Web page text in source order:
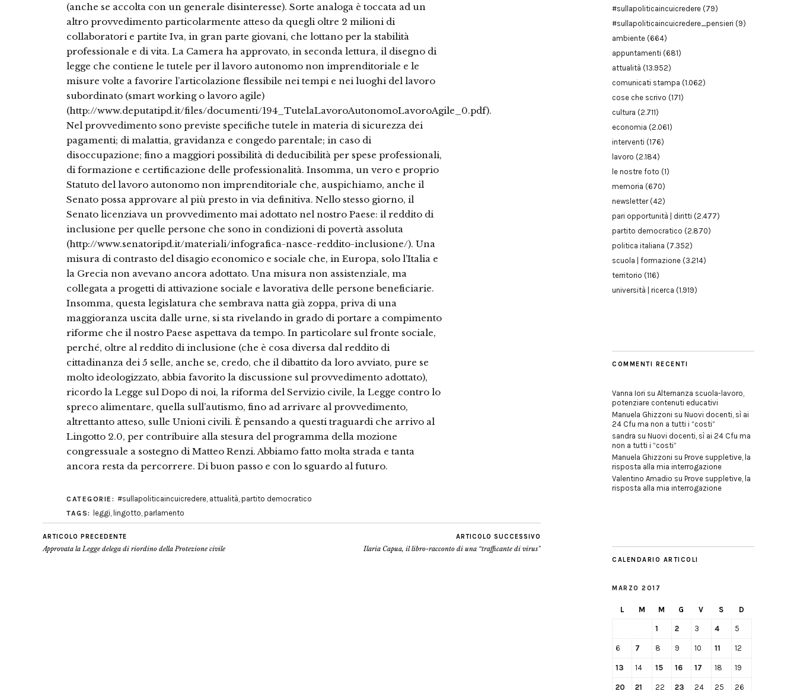
(anche se accolta con un generale disinteresse). Sorte analoga è toccata ad un
altro provvedimento particolarmente atteso da quegli oltre 2 milioni di
collaboratori e partite Iva, in gran parte giovani, che lottano per la stabilità
professionale e di vita. La Camera ha approvato, in seconda lettura, il disegno di
legge che contiene le tutele per il lavoro autonomo non imprenditoriale e le
misure volte a favorire l’articolazione flessibile nei tempi e nei luoghi del lavoro
subordinato (smart working o lavoro agile)
(http://www.deputatipd.it/files/documenti/194_TutelaLavoroAutonomoLavoroAgile_0.pdf).
Nel provvedimento sono previste specifiche tutele in materia di sicurezza dei
pagamenti; di malattia, gravidanza e congedo parentale; in caso di
disoccupazione; fino a maggiori possibilità di deducibilità per spese professionali,
di formazione e certificazione delle professionalità. Insomma, un vero e proprio
Statuto del lavoro autonomo non imprenditoriale che, auspichiamo, anche il
Senato possa approvare al più presto in via definitiva. Nello stesso giorno, il
Senato licenziava un provvedimento mai adottato nel nostro Paese: il reddito di
inclusione per quelle persone che sono in condizioni di povertà assoluta
(http://www.senatoripd.it/materiali/infografica-nasce-reddito-inclusione/). Una
misura di contrasto del disagio economico e sociale che, in Europa, solo l’Italia e
la Grecia non avevano ancora adottato. Una misura non assistenziale, ma
collegata a progetti di attivazione sociale e lavorativa delle persone beneficiarie.
Insomma, questa legislatura che sembrava natta già zoppa, priva di una
maggioranza uscita dalle urne, si sta rivelando in grado di portare a compimento
riforme che il nostro Paese aspettava da tempo. In particolare sul fronte sociale,
perché, oltre al reddito di inclusione (che è cosa diversa dal reddito di
cittadinanza dei 5 selle, anche se, credo, che il dibattito da loro avviato, pure se
molto ideologizzato, abbia favorito la discussione sul provvedimento adottato),
ricordo la Legge sul Dopo di noi, la riforma del Servizio civile, la Legge contro lo
spreco alimentare, quella sull’autismo, fino ad arrivare al provvedimento,
altrettanto atteso, sulle Unioni civili. È pensando a questi traguardi che arrivo al
Lingotto 2.0, per contribuire alla stesura del programma della mozione
congressuale a sostegno di Matteo Renzi. Abbiamo fatto molta strada e tanta
ancora resta da percorrere. Di buon passo e con lo sguardo al futuro.
CATEGORIE: #sullapoliticaincuicredere, attualità partito democratico
TAGS: leggi lingotto parlamento
ARTICOLO PRECEDENTE
Approvata la Legge delega di riordino della Protezione civile
ARTICOLO SUCCESSIVO
Ilaria Capua, il libro-racconto di una “trafficante di virus”
#sullapoliticaincuicredere (79)
#sullapoliticaincuicredere_pensieri (9)
ambiente (664)
appuntamenti (681)
attualità (13.952)
comunicati stampa (1.062)
cose che scrivo (171)
cultura (2.711)
economia (2.061)
interventi (176)
lavoro (2.184)
le nostre foto (1)
memoria (670)
newsletter(42)
pari opportunità | diritti (2.477)
partito democratico (2.870)
politica italiana (7.352)
scuola | formazione (3.214)
territorio (116)
università | ricerca (1.919)
COMMENTI RECENTI
Vanna Iori su Alternanza scuola-lavoro,
potenziare contenuti educativi
Manuela Ghizzoni su Nuovi docenti, sì ai
24 Cfu ma non a tutti i “costi”
sandra su Nuovi docenti, sì ai 24 Cfu ma
non a tutti i “costi”
Manuela Ghizzoni su Prove suppletive, la
risposta alla mia interrogazione
Valentino Amadio su Prove suppletive, la
risposta alla mia interrogazione
CALENDARIO ARTICOLI
MARZO 2017
L M M G V S D
1 2 3 4 5
6 7 8 9 10 11 12
13 14 15 16 17 18 19
20 21 22 23 24 25 26